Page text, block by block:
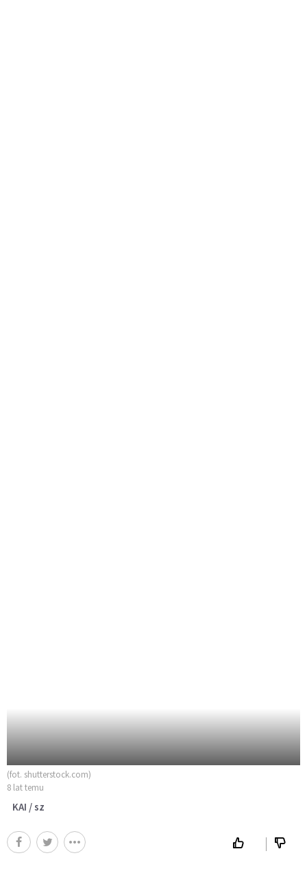
(fot. shutterstock.com)
8 lat temu
KAI / sz